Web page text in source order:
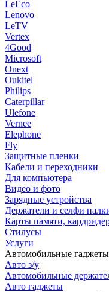
LeEco
Lenovo
LeTV
Vertex
4Good
Microsoft
Onext
Oukitel
Philips
Caterpillar
Ulefone
Vernee
Elephone
Fly
Защитные пленки
Кабели и переходники
Для компьютера
Видео и фото
Зарядные устройства
Держатели и селфи
Карты памяти,
Стилусы
Услуги
Автомобильные гаджеты
Авто з/у
Автомобильные
Авто гаджеты